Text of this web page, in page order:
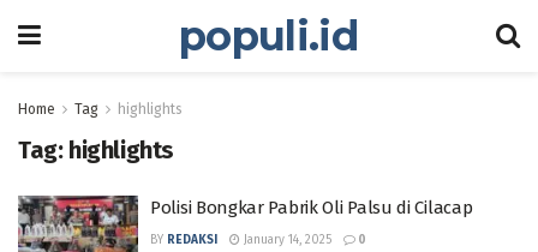
populi.id
Home Tag highlights
Tag: highlights
Polisi Bongkar Pabrik Oli Palsu di Cilacap
BY REDAKSI January 14, 2025 0